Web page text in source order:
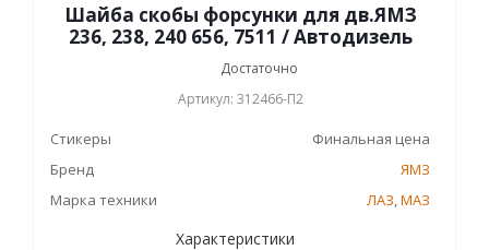
Шайба скобы форсунки для дв.ЯМЗ
236, 238, 240 656, 7511 / Автодизель
Достаточно
Артикул: 312466-П2
Стикеры
Финальная цена
Бренд
ЯМЗ
Марка техники
ЛАЗ,МАЗ
Характеристики